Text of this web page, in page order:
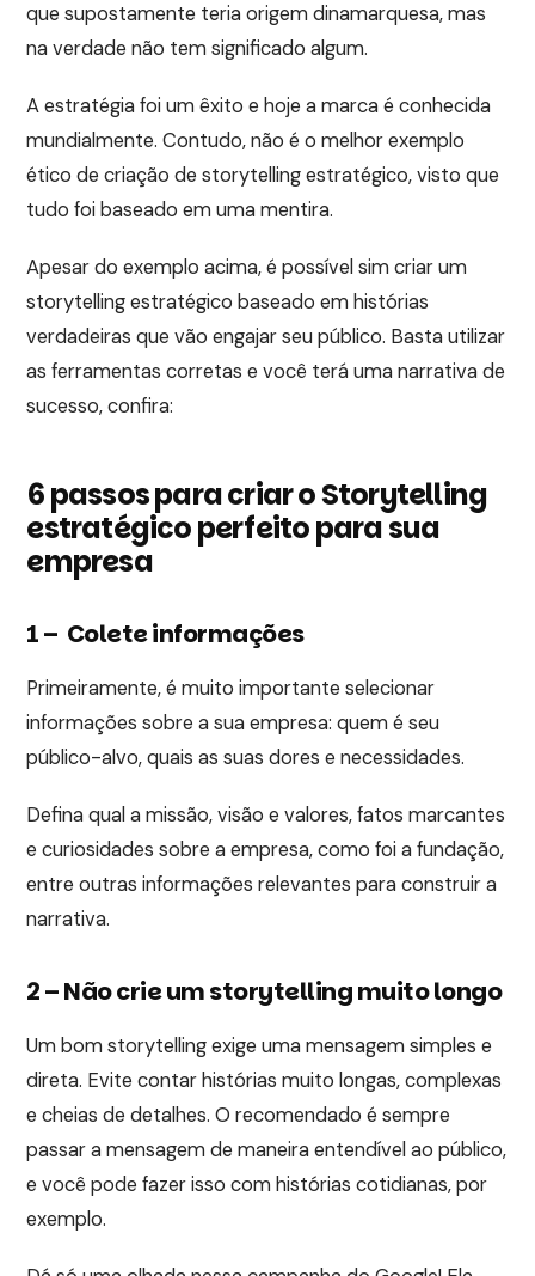
que supostamente teria origem dinamarquesa, mas
na verdade não tem significado algum.
A estratégia foi um êxito e hoje a marca é conhecida
mundialmente. Contudo, não é o melhor exemplo
ético de criação de storytelling estratégico, visto que
tudo foi baseado em uma mentira.
Apesar do exemplo acima, é possível sim criar um
storytelling estratégico baseado em histórias
verdadeiras que vão engajar seu público. Basta utilizar
as ferramentas corretas e você terá uma narrativa de
sucesso, confira:
6 passos para criar o Storytelling
estratégico perfeito para sua
empresa
1 – Colete informações
Primeiramente, é muito importante selecionar
informações sobre a sua empresa: quem é seu
público-alvo, quais as suas dores e necessidades.
Defina qual a missão, visão e valores, fatos marcantes
e curiosidades sobre a empresa, como foi a fundação,
entre outras informações relevantes para construir a
narrativa.
2 – Não crie um storytelling muito longo
Um bom storytelling exige uma mensagem simples e
direta. Evite contar histórias muito longas, complexas
e cheias de detalhes. O recomendado é sempre
passar a mensagem de maneira entendível ao público,
e você pode fazer isso com histórias cotidianas, por
exemplo.